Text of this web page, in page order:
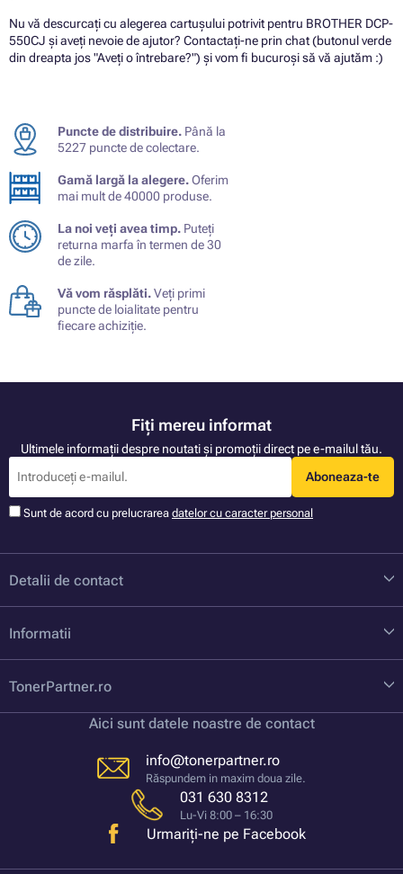
Nu vă descurcați cu alegerea cartușului potrivit pentru BROTHER DCP-
550CJ și aveți nevoie de ajutor? Contactați-ne prin chat (butonul verde
din dreapta jos "Aveți o întrebare?") și vom fi bucuroși să vă ajutăm :)
Puncte de distribuire. Până la
5227 puncte de colectare.
Gamă largă la alegere.Oferim
mai mult de 40000 produse.
La noi veți avea timp. Puteți
returna marfa în termen de 30
de zile.
Vă vom răsplăti.Veți primi
puncte de loialitate pentru
fiecare achiziție.
Fiți mereu informat
Ultimele informații despre noutati și promoții direct pe e-mailul tău.
Aboneaza-te
Sunt de acord cu prelucrarea datelor cu caracter personal
Detalii de contact
Informatii
TonerPartner.ro
Aici sunt datele noastre de contact
info@tonerpartner.ro
Răspundem in maxim doua zile.
031 630 8312
Lu-Vi 8:00 – 16:30
Urmariți-ne pe Facebook